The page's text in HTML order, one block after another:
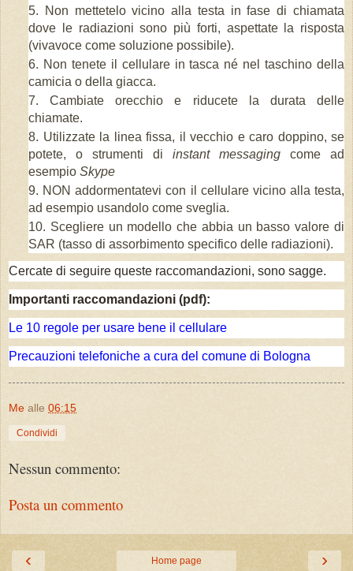
Non mettetelo vicino alla testa in fase di chiamata
dove le radiazioni sono più forti, aspettate la risposta
(vivavoce come soluzione possibile).
Non tenete il cellulare in tasca né nel taschino della
camicia o della giacca.
Cambiate orecchio e riducete la durata delle
chiamate.
Utilizzate la linea fissa, il vecchio e caro doppino, se
potete, o strumenti di instant messaging come ad
esempio Skype
NON addormentatevi con il cellulare vicino alla testa,
ad esempio usandolo come sveglia.
Scegliere un modello che abbia un basso valore di
SAR (tasso di assorbimento specifico delle radiazioni).
Cercate di seguire queste raccomandazioni, sono sagge.
Importanti raccomandazioni (pdf):
Le 10 regole per usare bene il cellulare
Precauzioni telefoniche a cura del comune di Bologna
Me alle 06:15
Condividi
Nessun commento:
Posta un commento
‹ ›
Home page